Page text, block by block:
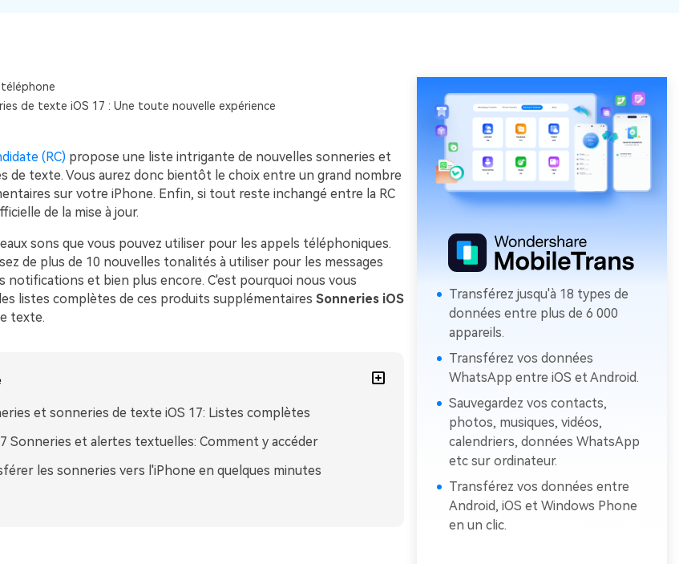
de texte iOS 17 : Une toute nouvelle expérience
(RC)propose une liste intrigante de nouvelles sonneries et
de texte. Vous aurez donc bientôt le choix entre un grand nombre
sur votre iPhone. Enfin, si tout reste inchangé entre la RC
de la mise à jour.
sons que vous pouvez utiliser pour les appels téléphoniques.
de plus de 10 nouvelles tonalités à utiliser pour les messages
notifications et bien plus encore. C'est pourquoi nous vous
listes complètes de ces produits supplémentaires Sonneries iOS
texte.
et sonneries de texte iOS 17: Listes complètes
Sonneries et alertes textuelles: Comment y accéder
les sonneries vers l'iPhone en quelques minutes
Transférez jusqu'à 18 types de
données entre plus de 6 000
appareils.
Transférez vos données
WhatsApp entre iOS et Android.
Sauvegardez vos contacts,
photos, musiques, vidéos,
calendriers, données WhatsApp
etc sur ordinateur.
Transférez vos données entre
Android, iOS et Windows Phone
en un clic.